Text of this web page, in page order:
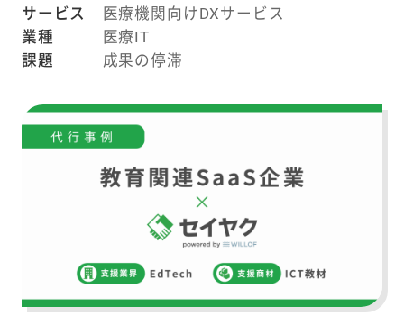
サービス
医療機関向けDXサービス
業種
医療IT
課題
成果の停滞